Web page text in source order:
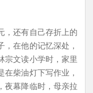
，还有自己存折上的
在他的记忆深处，
宗文读小学时，家里
柴油灯下写作业，
夜幕降临时，母亲拉